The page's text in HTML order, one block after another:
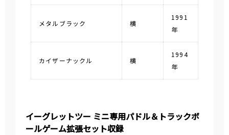
メタルブラック 横
1991
年
カイザーナックル 横
1994
年
イーグレットツー ミニ専用パドル＆トラックボ
ールゲーム拡張セット収録